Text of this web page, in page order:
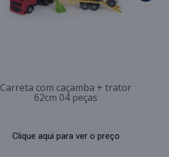
Carreta com caçamba + trator
62cm 04 peças
Clique aqui para ver o preço